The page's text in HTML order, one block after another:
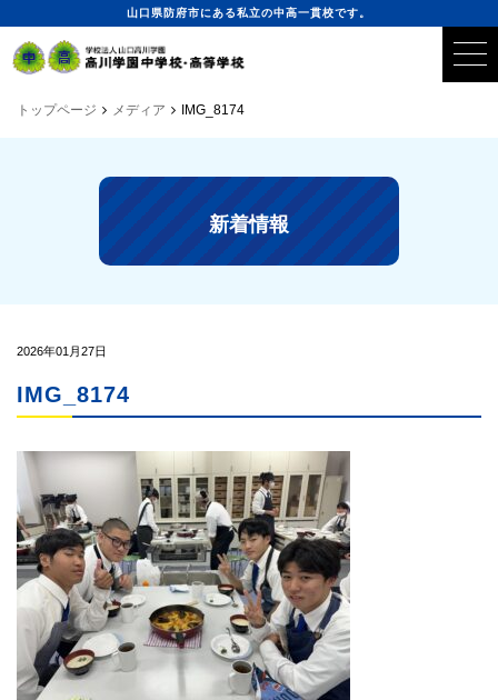
山口県防府市にある私立の中高一貫校です。
トップページ メディア IMG_8174
新着情報
2026年01月27日
IMG_8174